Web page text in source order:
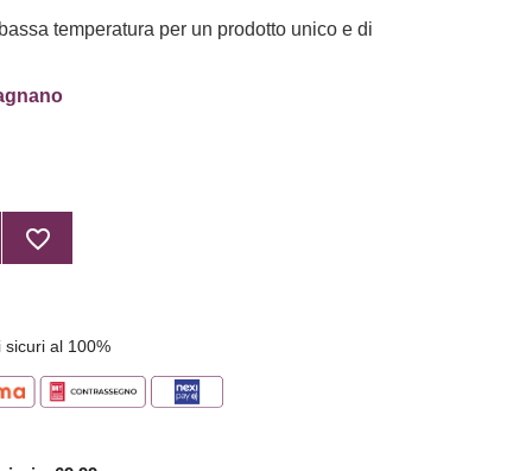
temperatura per un prodotto unico e di
favorite_border
sicuri al 100%